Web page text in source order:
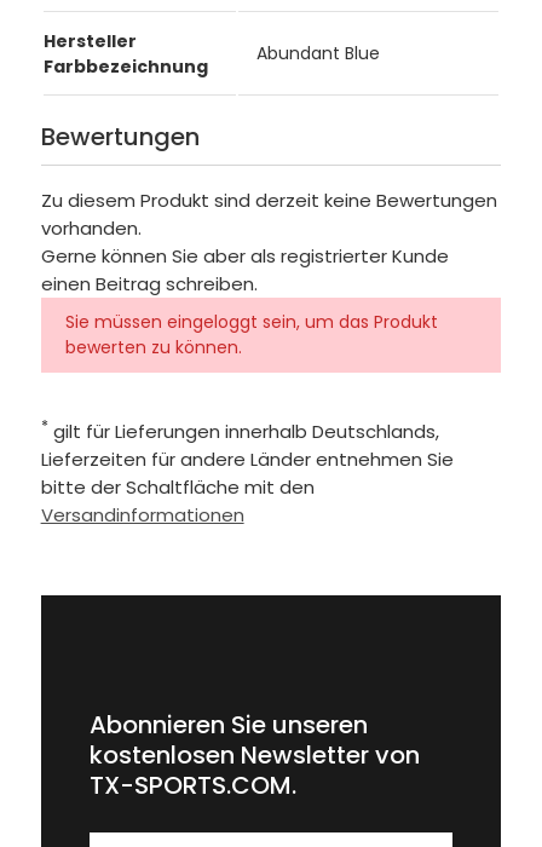
Hersteller
Farbbezeichnung
Abundant Blue
Bewertungen
Zu diesem Produkt sind derzeit keine Bewertungen
vorhanden.
Gerne können Sie aber als registrierter Kunde
einen Beitrag schreiben.
Sie müssen eingeloggt sein, um das Produkt
bewerten zu können.
* gilt für Lieferungen innerhalb Deutschlands,
Lieferzeiten für andere Länder entnehmen Sie
bitte der Schaltfläche mit den
Versandinformationen
Abonnieren Sie unseren
kostenlosen Newsletter von
TX-SPORTS.COM.